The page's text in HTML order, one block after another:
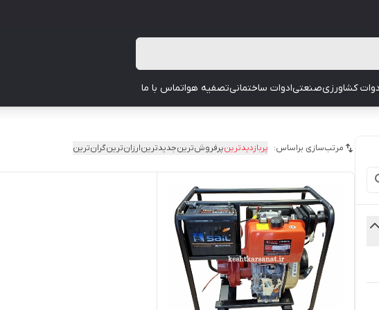
کشاورزیصنعتیادوات ساختمانیتصفیه هواتماس با ما
مرتب‌سازی براساس: پربازدیدترینپرفروش‌ترینجدیدترینارزان‌ترینگران‌ترین